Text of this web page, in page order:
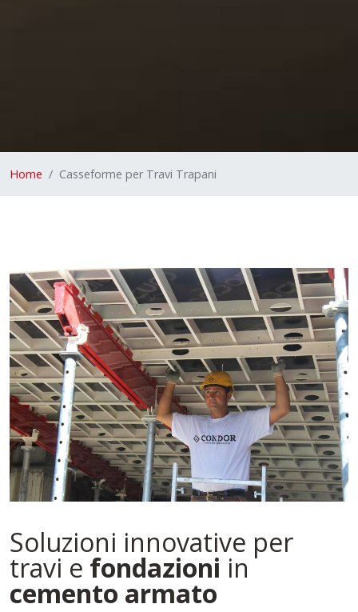
Home Casseforme per Travi Trapani
Soluzioni innovative per
travi e fondazioni in
cemento armato